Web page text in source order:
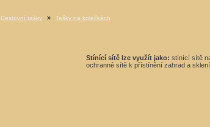
Cestovní tašky » Tašky na kolečkách
Stínící sítě lze využít jako: stínící sítě
ochranné sítě k přístínění zahrad a